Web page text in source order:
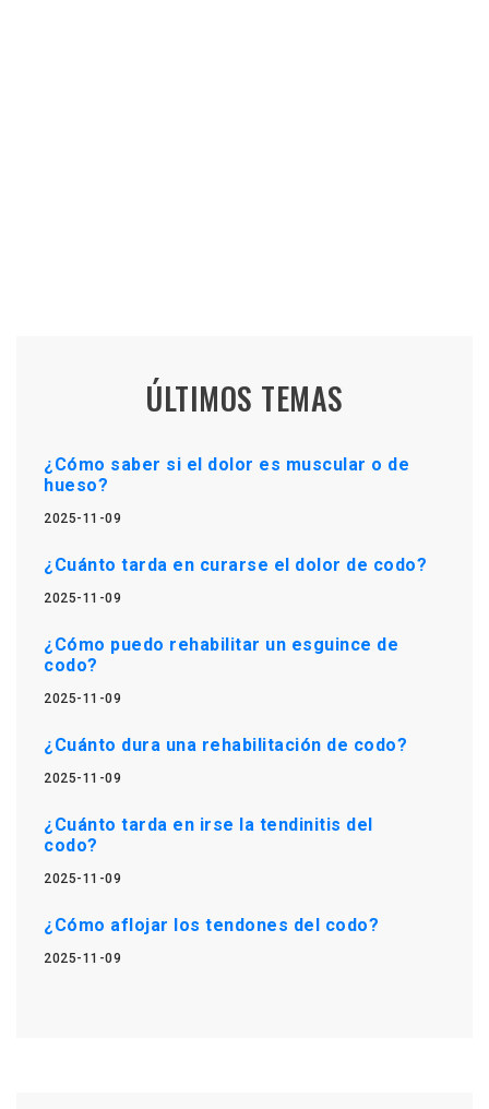
ÚLTIMOS TEMAS
¿Cómo saber si el dolor es muscular o de
hueso?
2025-11-09
¿Cuánto tarda en curarse el dolor de codo?
2025-11-09
¿Cómo puedo rehabilitar un esguince de
codo?
2025-11-09
¿Cuánto dura una rehabilitación de codo?
2025-11-09
¿Cuánto tarda en irse la tendinitis del
codo?
2025-11-09
¿Cómo aflojar los tendones del codo?
2025-11-09